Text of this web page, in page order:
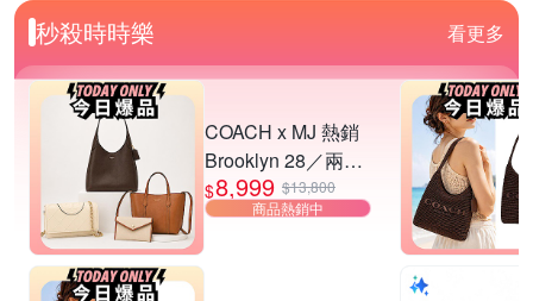
秒殺時時樂 看更多
COACH x MJ 熱銷
Brooklyn 28／兩用
／斜背包均一價-多
款可選
$8,999 $13,800
商品熱銷中